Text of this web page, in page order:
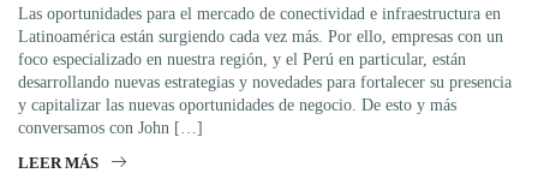
Las oportunidades para el mercado de conectividad e infraestructura en
Latinoamérica están surgiendo cada vez más. Por ello, empresas con un
foco especializado en nuestra región, y el Perú en particular, están
desarrollando nuevas estrategias y novedades para fortalecer su presencia
y capitalizar las nuevas oportunidades de negocio. De esto y más
conversamos con John […]
LEER MÁS